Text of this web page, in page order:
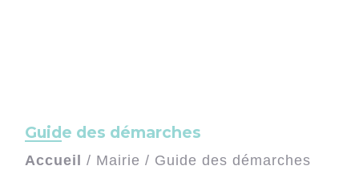
Guide des démarches
Accueil / Mairie / Guide des démarches